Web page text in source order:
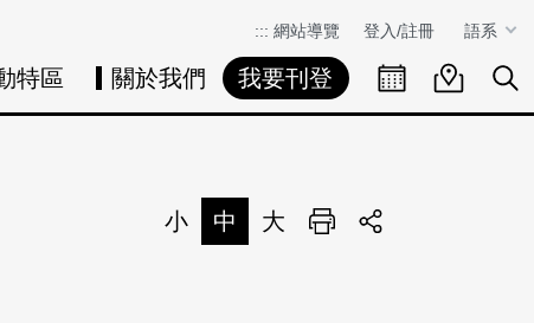
::: 網站導覽 登入/註冊 語系
特區 關於我們 我要刊登 活動日曆活動地圖展
小 中 大 列印